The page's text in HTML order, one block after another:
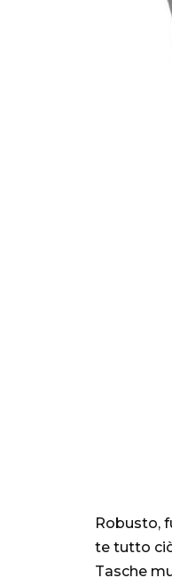
Robusto,
te tutto
Tasche